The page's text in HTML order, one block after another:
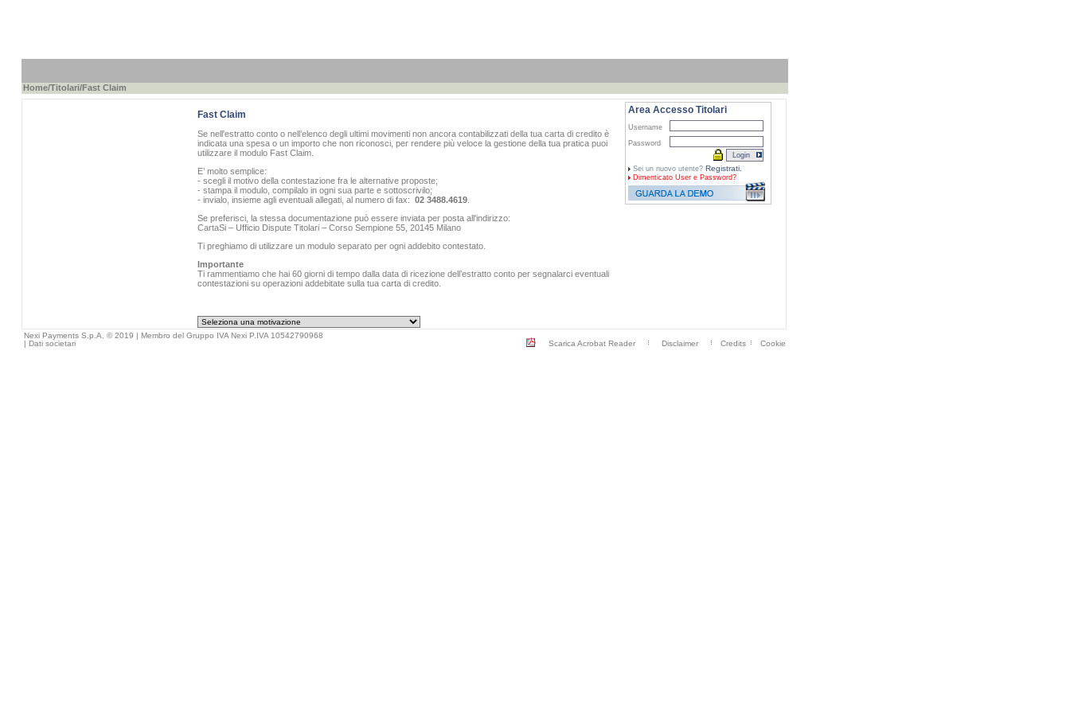
Home/Titolari/Fast Claim
Fast Claim
Se nell'estratto conto o nell’elenco degli ultimi movimenti non ancora contabilizzati della tua carta di credito è
indicata una spesa o un importo che non riconosci, per rendere più veloce la gestione della tua pratica puoi
utilizzare il modulo Fast Claim.
E’ molto semplice:
- scegli il motivo della contestazione fra le alternative proposte;
- stampa il modulo, compilalo in ogni sua parte e sottoscrivilo;
- invialo, insieme agli eventuali allegati, al numero di fax: 02 3488.4619.
Se preferisci, la stessa documentazione può essere inviata per posta all'indirizzo:
CartaSi – Ufficio Dispute Titolari – Corso Sempione 55, 20145 Milano
Ti preghiamo di utilizzare un modulo separato per ogni addebito contestato.
Importante
Ti rammentiamo che hai 60 giorni di tempo dalla data di ricezione dell’estratto conto per segnalarci eventuali
contestazioni su operazioni addebitate sulla tua carta di credito.
Area Accesso Titolari
Username
Password
Sei un nuovo utente? Registrati.
Dimenticato User e Password?
Nexi Payments S.p.A. © 2019 | Membro del Gruppo IVA Nexi P.IVA 10542790968
| Dati societari Scarica Acrobat Reader Disclaimer Credits Cookie